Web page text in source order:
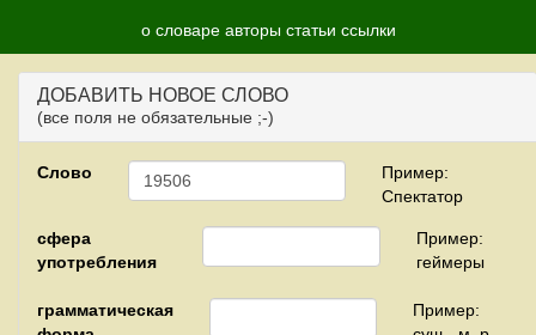
о словаре авторы статьи ссылки
ДОБАВИТЬ НОВОЕ СЛОВО
(все поля не обязательные ;-)
Слово
Пример:
Спектатор
сфера
употребления
Пример:
геймеры
грамматическая
Пример: